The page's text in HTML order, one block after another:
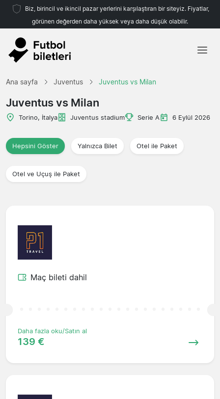
Biz, birincil ve ikincil pazar yerlerini karşılaştıran bir siteyiz. Fiyatlar,
görünen değerden daha yüksek veya daha düşük olabilir.
Ana sayfa Juventus Juventus vs Milan
Juventus vs Milan
Torino, İtalya Juventus stadium Serie A 6 Eylül 2026
Hepsini Göster Yalnızca Bilet Otel ile Paket
Otel ve Uçuş ile Paket
Maç bileti dahil
Daha fazla oku/Satın al
139 €